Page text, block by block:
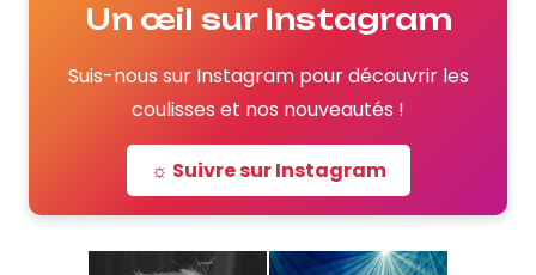
Un œil sur Instagram
Suis-nous sur Instagram pour découvrir les
coulisses et nos nouveautés !
☼ Suivre sur Instagram